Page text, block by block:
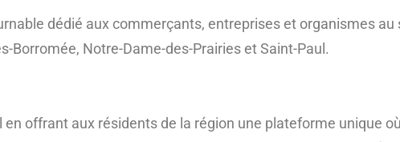
dédié aux commerçants, entreprises et organismes
Borromée, Notre-Dame-des-Prairies et Saint-Paul.
offrant aux résidents de la région une plateforme unique